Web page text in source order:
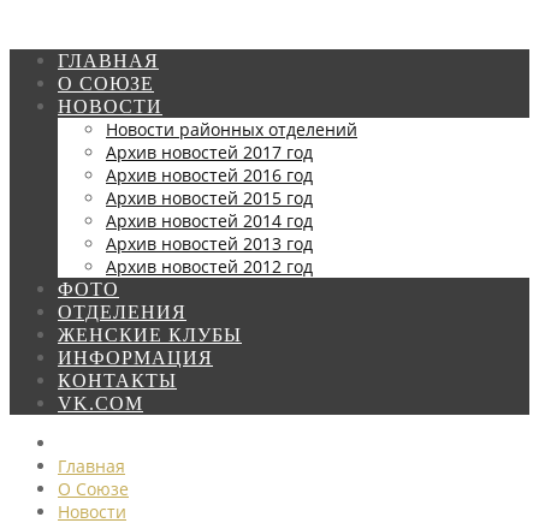
ГЛАВНАЯ
О СОЮЗЕ
НОВОСТИ
Новости районных отделений
Архив новостей 2017 год
Архив новостей 2016 год
Архив новостей 2015 год
Архив новостей 2014 год
Архив новостей 2013 год
Архив новостей 2012 год
ФОТО
ОТДЕЛЕНИЯ
ЖЕНСКИЕ КЛУБЫ
ИНФОРМАЦИЯ
КОНТАКТЫ
VK.COM
Главная
О Союзе
Новости